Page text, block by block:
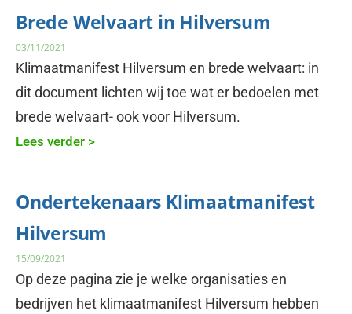
Brede Welvaart in Hilversum
03/11/2021
Klimaatmanifest Hilversum en brede welvaart: in
dit document lichten wij toe wat er bedoelen met
brede welvaart- ook voor Hilversum.
Lees verder >
Ondertekenaars Klimaatmanifest
Hilversum
15/09/2021
Op deze pagina zie je welke organisaties en
bedrijven het klimaatmanifest Hilversum hebben